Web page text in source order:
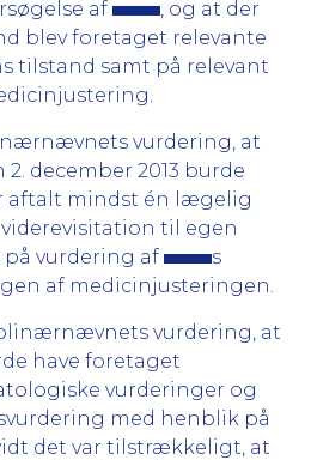
af
, og at der
blev foretaget relevante
tilstand samt på relevant
vurdering, at
2. december 2013 burde
aftalt mindst én lægelig
til egen
vurdering af
s
af medicinjusteringen.
vurdering, at
have foretaget
vurderinger og
med henblik på
det var tilstrækkeligt, at